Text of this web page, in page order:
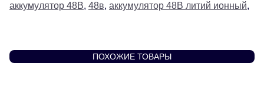
аккумулятор 48В, 48в, аккумулятор 48В литий ионный,
ПОХОЖИЕ ТОВАРЫ